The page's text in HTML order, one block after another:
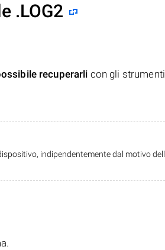
.LOG2
recuperarli con gli
indipendentemente dal motivo